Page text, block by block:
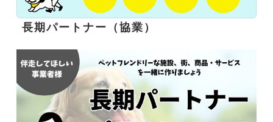
長期パートナー（協業）